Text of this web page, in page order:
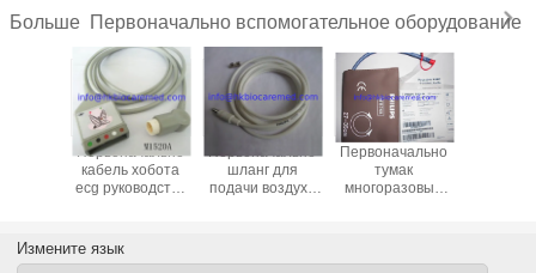
Больше Первоначально вспомогательное оборудование
AHA
Первоначально
кабель хобота
ecg руководства
Первоначально
шланг для
подачи воздуха
Первоначально
тумак
многоразовый
Измените язык